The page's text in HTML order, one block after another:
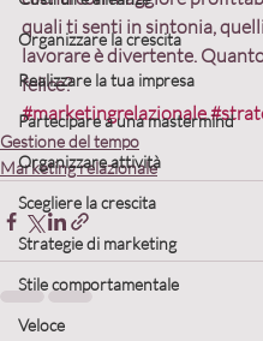
Organizzare la crescita
Realizzare la tua impresa
Partecipare a una mastermind
Organizzare attività
Scegliere la crescita
Strategie di marketing
Stile comportamentale
Veloce
quali ti senti in sintonia,
lavorare è divertente.
felice?
#marketingrelazionale
Gestione del tempo
Marketing relazionale